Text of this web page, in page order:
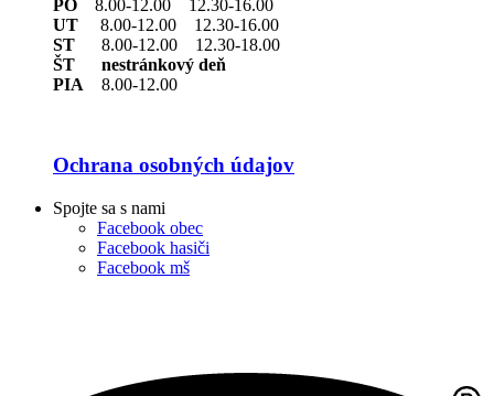
PO 8.00-12.00 12.30-16.00
UT 8.00-12.00 12.30-16.00
ST 8.00-12.00 12.30-18.00
ŠT nestránkový deň
PIA 8.00-12.00
Ochrana osobných údajov
Spojte sa s nami
Facebook obec
Facebook hasiči
Facebook mš